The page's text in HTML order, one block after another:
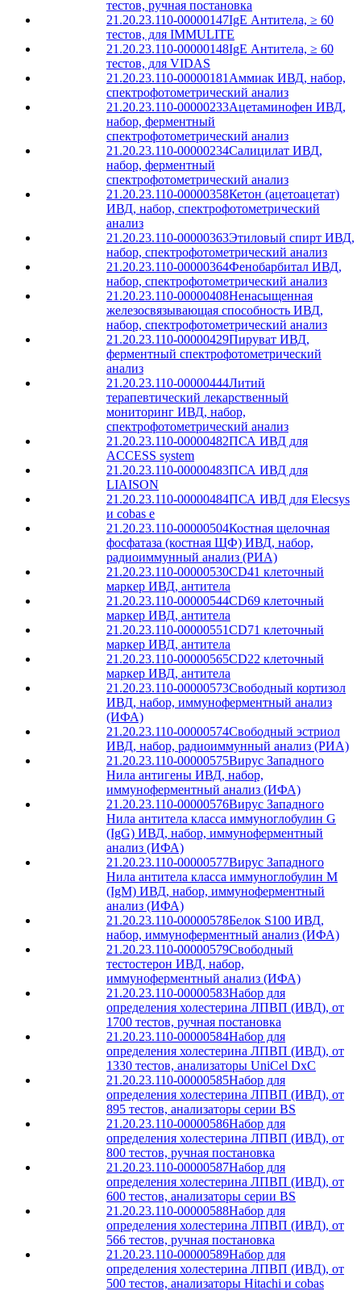
тестов, ручная постановка
21.20.23.110-00000147IgE Антитела, ≥ 60
тестов, для IMMULITE
21.20.23.110-00000148IgE Антитела, ≥ 60
тестов, для VIDAS
21.20.23.110-00000181 Аммиак ИВД, набор,
спектрофотометрический анализ
21.20.23.110-00000233Ацетаминофен ИВД,
набор, ферментный
спектрофотометрический анализ
21.20.23.110-00000234Салицилат ИВД,
набор, ферментный
спектрофотометрический анализ
21.20.23.110-00000358Кетон (ацетоацетат)
ИВД, набор, спектрофотометрический
анализ
21.20.23.110-00000363Этиловый спирт ИВД,
набор, спектрофотометрический анализ
21.20.23.110-00000364Фенобарбитал ИВД,
набор, спектрофотометрический анализ
21.20.23.110-00000408Ненасыщенная
железосвязывающая способность ИВД,
набор, спектрофотометрический анализ
21.20.23.110-00000429Пируват ИВД,
ферментный спектрофотометрический
анализ
21.20.23.110-00000444Литий
терапевтический лекарственный
мониторинг ИВД, набор,
спектрофотометрический анализ
21.20.23.110-00000482ПСА ИВД для
ACCESS system
21.20.23.110-00000483ПСА ИВД для
LIAISON
21.20.23.110-00000484ПСА ИВД для Elecsys
и cobas е
21.20.23.110-00000504Костная щелочная
фосфатаза (костная ЩФ) ИВД, набор,
радиоиммунный анализ (РИА)
21.20.23.110-00000530CD41 клеточный
маркер ИВД, антитела
21.20.23.110-00000544CD69 клеточный
маркер ИВД, антитела
21.20.23.110-00000551CD71 клеточный
маркер ИВД, антитела
21.20.23.110-00000565CD22 клеточный
маркер ИВД, антитела
21.20.23.110-00000573Свободный кортизол
ИВД, набор, иммуноферментный анализ
(ИФА)
21.20.23.110-00000574Свободный эстриол
ИВД, набор, радиоиммунный анализ (РИА)
21.20.23.110-00000575Вирус Западного
Нила антигены ИВД, набор,
иммуноферментный анализ (ИФА)
21.20.23.110-00000576Вирус Западного
Нила антитела класса иммуноглобулин G
(IgG) ИВД, набор, иммуноферментный
анализ (ИФА)
21.20.23.110-00000577Вирус Западного
Нила антитела класса иммуноглобулин М
(IgМ) ИВД, набор, иммуноферментный
анализ (ИФА)
21.20.23.110-00000578Белок S100 ИВД,
набор, иммуноферментный анализ (ИФА)
21.20.23.110-00000579Свободный
тестостерон ИВД, набор,
иммуноферментный анализ (ИФА)
21.20.23.110-00000583Набор для
определения холестерина ЛПВП (ИВД), от
1700 тестов, ручная постановка
21.20.23.110-00000584Набор для
определения холестерина ЛПВП (ИВД), от
1330 тестов, анализаторы UniCel DxC
21.20.23.110-00000585Набор для
определения холестерина ЛПВП (ИВД), от
895 тестов, анализаторы серии BS
21.20.23.110-00000586Набор для
определения холестерина ЛПВП (ИВД), от
800 тестов, ручная постановка
21.20.23.110-00000587Набор для
определения холестерина ЛПВП (ИВД), от
600 тестов, анализаторы серии BS
21.20.23.110-00000588Набор для
определения холестерина ЛПВП (ИВД), от
566 тестов, ручная постановка
21.20.23.110-00000589Набор для
определения холестерина ЛПВП (ИВД), от
500 тестов, анализаторы Hitachi и cobas